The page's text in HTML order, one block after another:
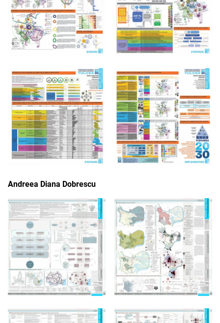
Andreea Diana Dobrescu